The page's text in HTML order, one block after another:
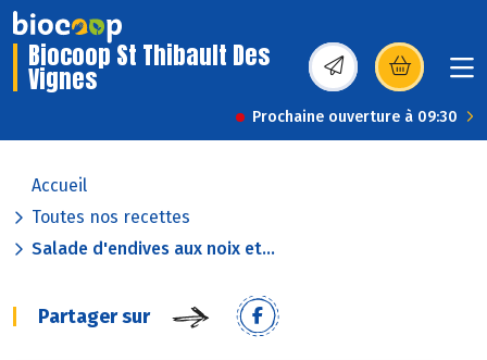
Biocoop St Thibault Des
Vignes (s’ouvre dans une
Prochaine ouverture à 09:30
Accueil
Toutes nos recettes
Salade d'endives aux noix et...
Partager sur